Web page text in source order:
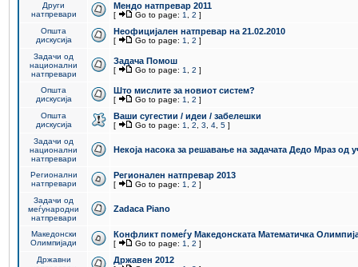
Други
натпревари
Мендо натпревар 2011
[ Go to page: 1 2 ]
Општа
дискусија
Неофицијален натпревар на 21.02.2010
[ Go to page: 1 2 ]
Задачи од
национални
натпревари
Задача Помош
[ Go to page: 1 2 ]
Општа
дискусија
Што мислите за новиот систем?
[ Go to page: 1 2 ]
Општа
дискусија
Ваши сугестии / идеи / забелешки
[ Go to page: 1 2 3 4 5 ]
Задачи од
национални
натпревари
Некоја насока за решавање на задачата Дедо Мраз од
Регионални
натпревари
Регионален натпревар 2013
[ Go to page: 1 2 ]
Задачи од
меѓународни
натпревари
Zadaca Piano
Македонски
Олимпијади
Конфликт помеѓу Македонската Математичка
[ Go to page: 1 2 ]
Државни
Државен 2012